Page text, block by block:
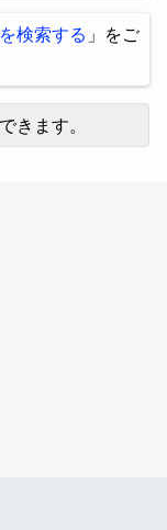
検索する 」をご
きます。